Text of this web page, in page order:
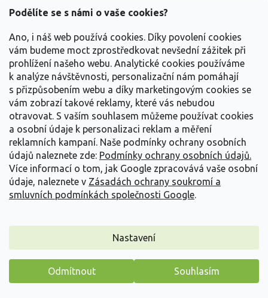
Podělíte se s námi o vaše cookies?
Ano, i náš web používá cookies. Díky povolení cookies
vám budeme moct zprostředkovat nevšední zážitek při
prohlížení našeho webu. Analytické cookies používáme
k analýze návštěvnosti, personalizační nám pomáhají
s přizpůsobením webu a díky marketingovým cookies se
vám zobrazí takové reklamy, které vás nebudou
otravovat. S vaším souhlasem můžeme používat cookies
a osobní údaje k personalizaci reklam a měření
reklamních kampaní. Naše podmínky ochrany osobních
údajů naleznete zde: Podmínky ochrany osobních údajů.
Více informací o tom, jak Google zpracovává vaše osobní
údaje, naleznete v Zásadách ochrany soukromí a
smluvních podmínkách společnosti Google.
Nastavení
Odmítnout Souhlasím
Vitis vinifera 'Mramornyj'
Skladem (5 ks)
599 Kč/ ks
Detail
Stolní odrůda moldavského původu, vzniklá křížením Amber
Muscat × Dathier de Saint-Vallier. Hrozny...
Máme pro vás malý dárek